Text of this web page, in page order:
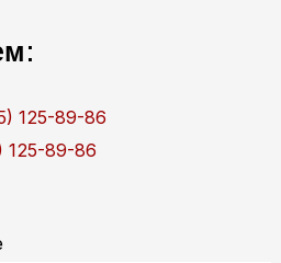
125-89-86
125-89-86